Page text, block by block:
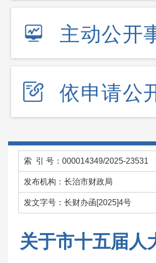
主动公开
依申请公
索 引 号：000014349/2025-23531
发布机构：长治市财政局
发文字号：长财办函[2025]4号
关于市十五届人